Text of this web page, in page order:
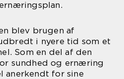
blev brugen af
i nyere tid som et
Som en del af den
sundhed og ernæring
anerkendt for sine